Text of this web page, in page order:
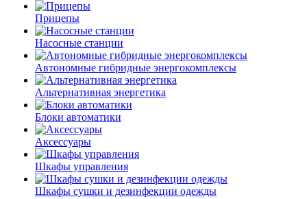
Прицепы
Насосные станции
Автономные гибридные энергокомплексы
Альтернативная энергетика
Блоки автоматики
Аксессуары
Шкафы управления
Шкафы сушки и дезинфекции одежды